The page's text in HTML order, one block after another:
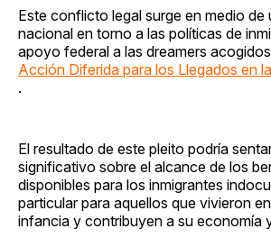
Este conflicto legal surge en medio de
nacional en torno a las políticas de
apoyo federal a las dreamers
Acción Diferida para los Llegados en
.
El resultado de este pleito podría
significativo sobre el alcance de los
disponibles para los inmigrantes
particular para aquellos que vivieron
infancia y contribuyen a su economía